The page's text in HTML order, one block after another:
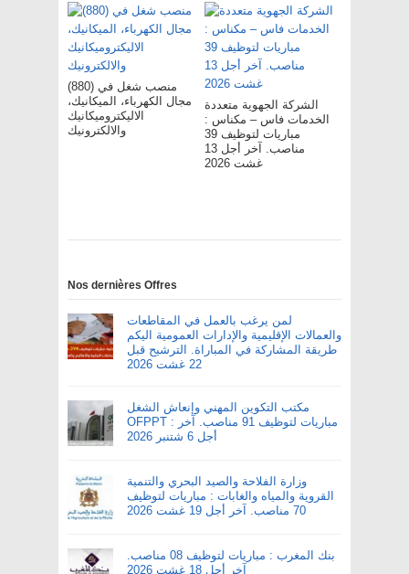
(880) منصب شغل في
مجال الكهرباء، الميكانيك،
الاليكتروميكانيك
والالكترونيك
الشركة الجهوية متعددة
الخدمات فاس – مکناس :
مباريات لتوظيف 39
مناصب. آخر أجل 13
غشت 2026
Nos dernières Offres
لمن يرغب بالعمل في المقاطعات
والعمالات الإقليمية والإدارات العمومية اليكم
طريقة المشاركة في المباراة. الترشيح قبل
22 غشت 2026
مكتب التكوين المهني وإنعاش الشغل
OFPPT : مباريات لتوظيف 91 مناصب. آخر
أجل 6 شتنبر 2026
وزارة الفلاحة والصيد البحري والتنمية
القروية والمياه والغابات : مباريات لتوظيف
70 مناصب. آخر أجل 19 غشت 2026
بنك المغرب : مباريات لتوظيف 08 مناصب.
آخر أجل 18 غشت 2026